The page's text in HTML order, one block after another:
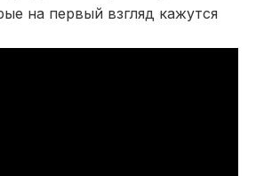
на первый взгляд кажутся